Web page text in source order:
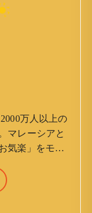
万人以上の
マレーシアと
気楽」をモッ
年7月4日(61
で) 育